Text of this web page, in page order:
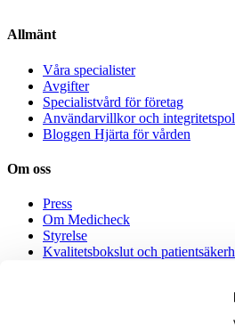
Allmänt
Våra specialister
Avgifter
Specialistvård för företag
Användarvillkor och
Bloggen Hjärta för vården
Om oss
Press
Om Medicheck
Styrelse
Kvalitetsbokslut och